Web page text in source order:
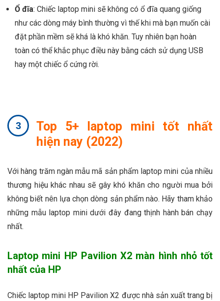
Ổ đĩa: Chiếc laptop mini sẽ không có ổ đĩa quang giống
như các dòng máy bình thường vì thế khi mà bạn muốn cài
đặt phần mềm sẽ khá là khó khăn. Tuy nhiên bạn hoàn
toàn có thể khắc phục điều này bằng cách sử dụng USB
hay một chiếc ổ cứng rời.
Top 5+ laptop mini tốt nhất
hiện nay (2022)
Với hàng trăm ngàn mẫu mã sản phẩm laptop mini của nhiều
thương hiệu khác nhau sẽ gây khó khăn cho người mua bởi
không biết nên lựa chọn dòng sản phẩm nào. Hãy tham khảo
những mẫu laptop mini dưới đây đang thịnh hành bán chạy
nhất.
Laptop mini HP Pavilion X2 màn hình nhỏ tốt
nhất của HP
Chiếc laptop mini HP Pavilion X2 được nhà sản xuất trang bị